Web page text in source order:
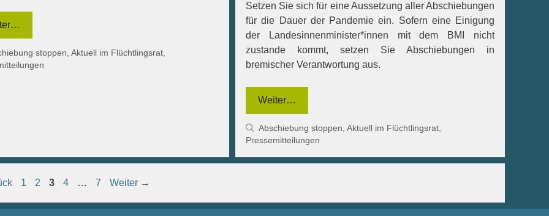
stoppen ,Aktuell im Flüchtlingsrat
Setzen Sie sich für eine Aussetzung aller Abschiebungen
für die Dauer der Pandemie ein. Sofern eine Einigung
der Landesinnenminister*innen mit dem BMI nicht
zustande kommt, setzen Sie Abschiebungen in
bremischer Verantwortung aus.
Weiter…
Kategorien
Abschiebung stoppen ,Aktuell im Flüchtlingsrat
Pressemitteilungen
Seite
1 Seite
2 Seite
3 Seite
4 … Seite
7 Weiter →